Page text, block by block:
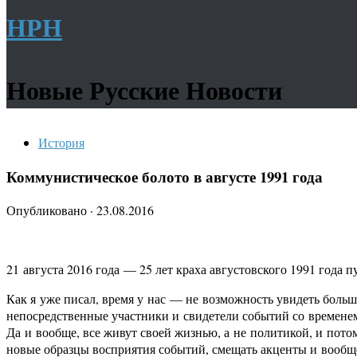
НРН
Новые Русские Новости
История
Коммунистическое болото в августе 1991 года
Опубликовано · 23.08.2016
21 августа 2016 года — 25 лет краха августовского 1991
Как я уже писал, время у нас — не возможность увидеть
непосредственные участники и свидетели событий со
Да и вообще, все живут своей жизнью, а не политикой, и
новые образцы восприятия событий, смещать акценты и